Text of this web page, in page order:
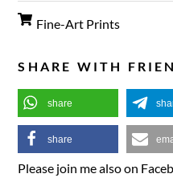
Fine-Art Prints
SHARE WITH
share
share
Please join me also on